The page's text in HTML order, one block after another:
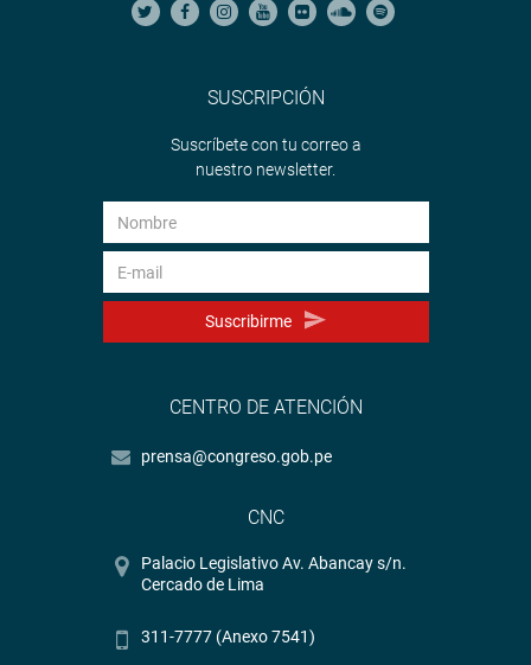
SUSCRIPCIÓN
Suscríbete con tu correo a
nuestro newsletter.
Suscribirme
CENTRO DE ATENCIÓN
prensa@congreso.gob.pe
CNC
Palacio Legislativo Av. Abancay s/n.
Cercado de Lima
311-7777 (Anexo 7541)